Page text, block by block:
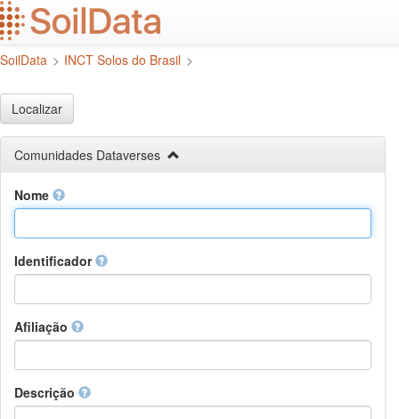
Ir
para
o
conteúdo
SoilData > INCT Solos do Brasil >
Localizar
Comunidades Dataverses
Nome
Identificador
Afiliação
Descrição